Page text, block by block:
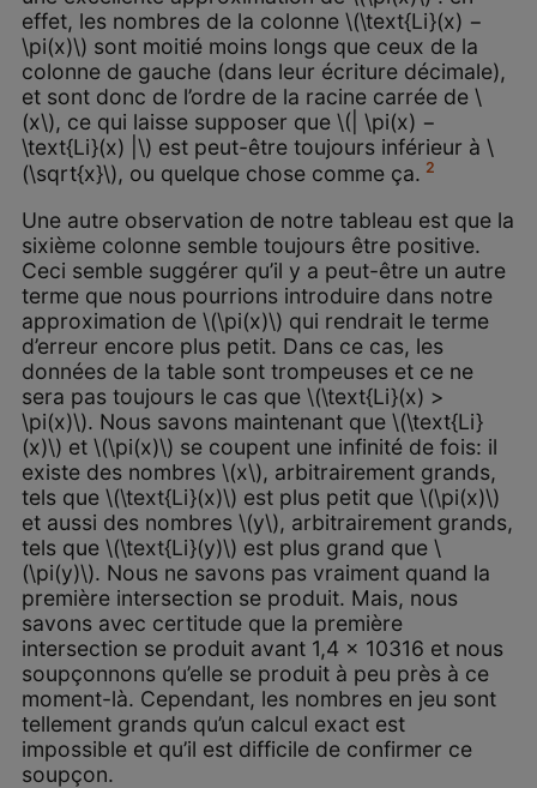
effet, les nombres de la colonne \(\text{Li}(x) −
\pi(x)\) sont moitié moins longs que ceux de la
colonne de gauche (dans leur écriture décimale),
et sont donc de l’ordre de la racine carrée de \
(x\), ce qui laisse supposer que \(| \pi(x) −
\text{Li}(x) |\) est peut-être toujours inférieur à \
(\sqrt{x}\), ou quelque chose comme ça. 2
Une autre observation de notre tableau est que la
sixième colonne semble toujours être positive.
Ceci semble suggérer qu’il y a peut-être un autre
terme que nous pourrions introduire dans notre
approximation de \(\pi(x)\) qui rendrait le terme
d’erreur encore plus petit. Dans ce cas, les
données de la table sont trompeuses et ce ne
sera pas toujours le cas que \(\text{Li}(x) >
\pi(x)\). Nous savons maintenant que \(\text{Li}
(x)\) et \(\pi(x)\) se coupent une infinité de fois: il
existe des nombres \(x\), arbitrairement grands,
tels que \(\text{Li}(x)\) est plus petit que \(\pi(x)\)
et aussi des nombres \(y\), arbitrairement grands,
tels que \(\text{Li}(y)\) est plus grand que \
(\pi(y)\). Nous ne savons pas vraiment quand la
première intersection se produit. Mais, nous
savons avec certitude que la première
intersection se produit avant 1,4 x 10316 et nous
soupçonnons qu’elle se produit à peu près à ce
moment-là. Cependant, les nombres en jeu sont
tellement grands qu’un calcul exact est
impossible et qu’il est difficile de confirmer ce
soupçon.